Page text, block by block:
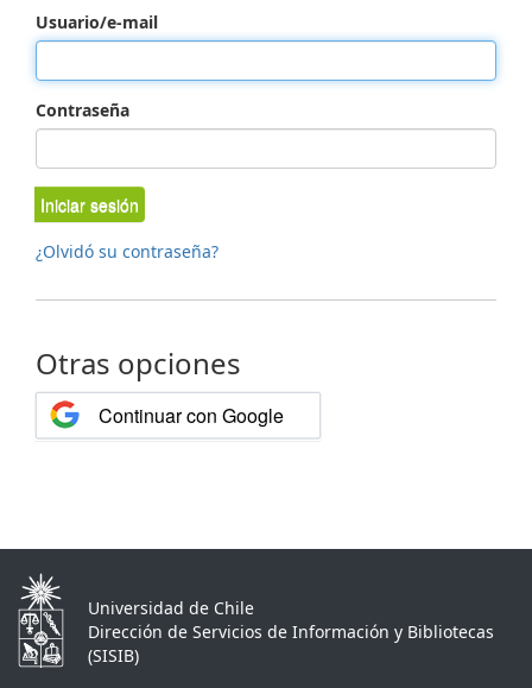
Usuario/e-mail
Contraseña
Iniciar sesión
¿Olvidó su contraseña?
Otras opciones
Continuar con Google
Universidad de Chile
Dirección de Servicios de Información y Bibliotecas
(SISIB)